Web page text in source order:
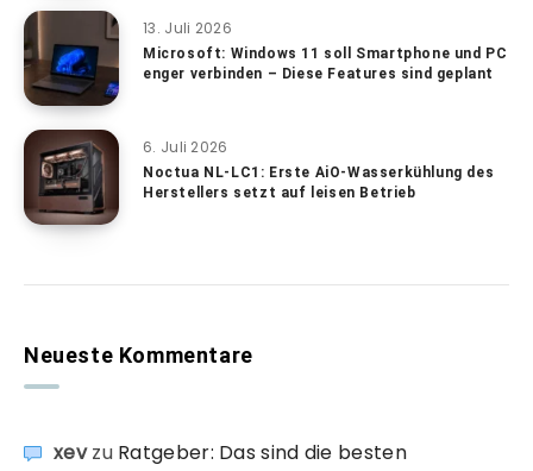
13. Juli 2026
Microsoft: Windows 11 soll Smartphone und PC
enger verbinden – Diese Features sind geplant
6. Juli 2026
Noctua NL-LC1: Erste AiO-Wasserkühlung des
Herstellers setzt auf leisen Betrieb
Neueste Kommentare
xevzu Ratgeber: Das sind die besten